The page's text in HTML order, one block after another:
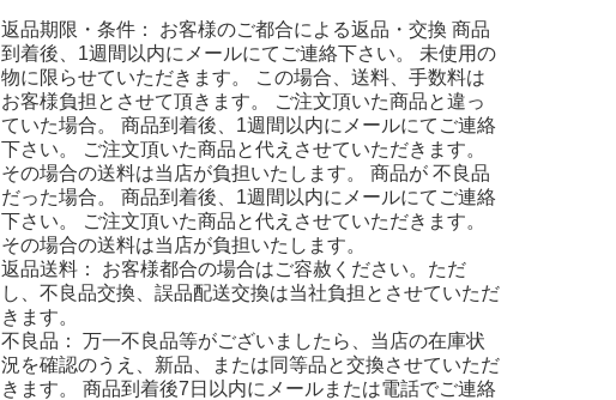
返品期限・条件： お客様のご都合による返品・交換 商品
到着後、1週間以内にメールにてご連絡下さい。 未使用の
物に限らせていただきます。 この場合、送料、手数料は
お客様負担とさせて頂きます。 ご注文頂いた商品と違っ
ていた場合。 商品到着後、1週間以内にメールにてご連絡
下さい。 ご注文頂いた商品と代えさせていただきます。
その場合の送料は当店が負担いたします。 商品が 不良品
だった場合。 商品到着後、1週間以内にメールにてご連絡
下さい。 ご注文頂いた商品と代えさせていただきます。
その場合の送料は当店が負担いたします。
返品送料： お客様都合の場合はご容赦ください。ただ
し、不良品交換、誤品配送交換は当社負担とさせていただ
きます。
不良品： 万一不良品等がございましたら、当店の在庫状
況を確認のうえ、新品、または同等品と交換させていただ
きます。 商品到着後7日以内にメールまたは電話でご連絡